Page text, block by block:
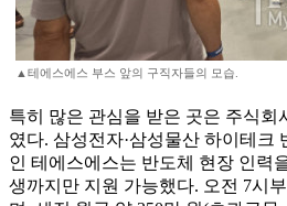
▲테에스에스 부스 앞의 구직자들의 모습.
특히 많은 관심을 받은 곳은 주식회
였다. 삼성전자·삼성물산 하이테크
인 테에스에스는 반도체 현장 인력
생까지만 지원 가능했다. 오전 7시